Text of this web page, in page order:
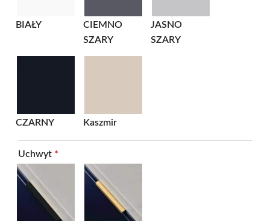
BIAŁY
CIEMNO
SZARY
JASNO
SZARY
CZARNY Kaszmir
Uchwyt *